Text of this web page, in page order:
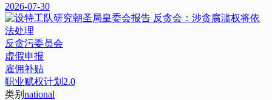
2026-07-30
反贪污委员会
虚假申报
雇佣补贴
职业赋权计划2.0
类别 national